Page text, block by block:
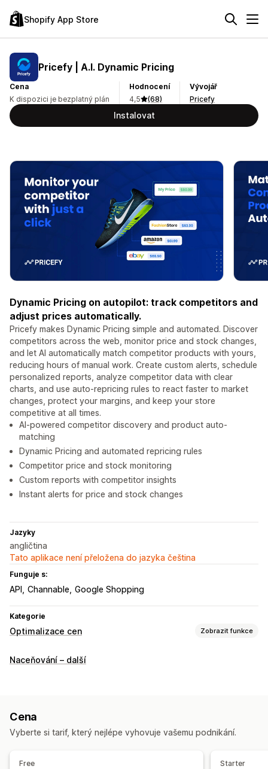
Shopify App Store
Pricefy | A.I. Dynamic Pricing
Cena
K dispozici je bezplatný plán
Hodnocení
4,5
(68)
Vývojář
Pricefy
Instalovat
Dynamic Pricing on autopilot: track competitors and
adjust prices automatically.
Pricefy makes Dynamic Pricing simple and automated. Discover
competitors across the web, monitor price and stock changes,
and let AI automatically match competitor products with yours,
reducing hours of manual work. Create custom alerts, schedule
personalized reports, analyze competitor data with clear
charts, and use auto-repricing rules to react faster to market
changes, protect your margins, and keep your store
competitive at all times.
AI-powered competitor discovery and product auto-
matching
Dynamic Pricing and automated repricing rules
Competitor price and stock monitoring
Custom reports with competitor insights
Instant alerts for price and stock changes
Jazyky
angličtina
Tato aplikace není přeložena do jazyka čeština
Funguje s:
API Channable Google Shopping
Kategorie
Optimalizace cen Zobrazit funkce
Správa nacenění
Monitorování
Sledování cen Upozornění týkající se ceny
Historie cen
Analytika
Naceňování – další
Cena
Vyberte si tarif, který nejlépe vyhovuje vašemu podnikání.
Free Starter